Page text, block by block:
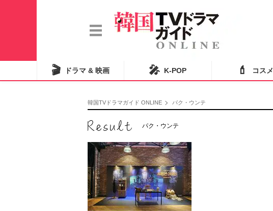
🎬 ドラマ & 映画 🎤 K-POP 💄 コスメ
韓国TVドラマガイド ONLINE パク・ウンテ
パク・ウンテ